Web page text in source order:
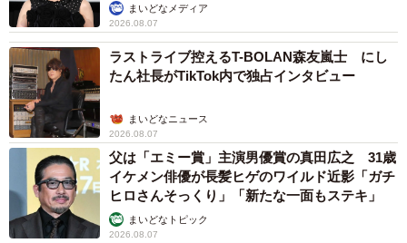
まいどなメディア
2026.08.07
ラストライブ控えるT-BOLAN森友嵐士 にし
たん社長がTikTok内で独占インタビュー
まいどなニュース
2026.08.07
父は「エミー賞」主演男優賞の真田広之 31歳
イケメン俳優が長髪ヒゲのワイルド近影「ガチ
ヒロさんそっくり」「新たな一面もステキ」
まいどなトピック
2026.08.07